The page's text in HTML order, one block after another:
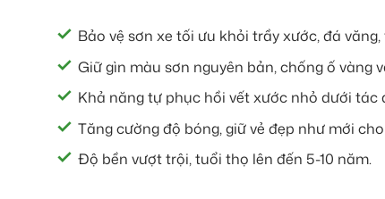
Bảo vệ sơn xe tối ưu khỏi trầy xước, đá
Giữ gìn màu sơn nguyên bản, chống ố vàng
Khả năng tự phục hồi vết xước nhỏ dưới tác
Tăng cường độ bóng, giữ vẻ đẹp như mới
Độ bền vượt trội, tuổi thọ lên đến 5-10 năm.